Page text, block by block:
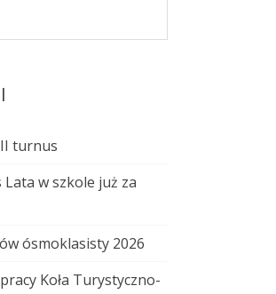
turnus
w szkole już za
ósmoklasisty 2026
Koła Turystyczno-